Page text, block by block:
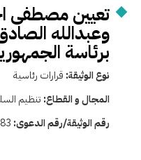
تعيين مصطفى
وعبدالله
برئاسة
نوع الوثيقة: قرارات رئاسية
المجال و القطاع: تنظيم
رقم الوثيقة/رقم الدعوى: